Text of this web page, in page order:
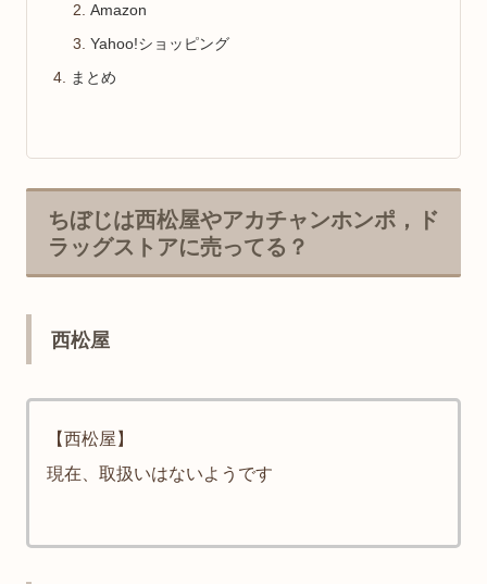
Amazon
Yahoo!ショッピング
まとめ
ちぼじは西松屋やアカチャンホンポ，ド
ラッグストアに売ってる？
西松屋
【西松屋】
現在、取扱いはないようです